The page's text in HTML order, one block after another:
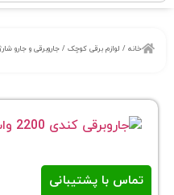
برقی کوچک/جاروبرقی و جارو شارژی/ جاروبرقی کندی 2200 وات مدل 135 2200 KCTX
پشتیبانی